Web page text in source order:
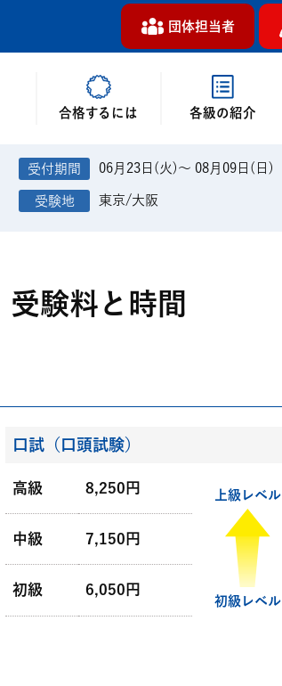
団体担当者
合格するには 各級の紹介
06月23日(火)～ 08月09日(日)
東京/大阪
受験料と時間
口試（口頭試験）
高級 8,250円 上級レベル
初級レベル
中級 7,150円
初級 6,050円